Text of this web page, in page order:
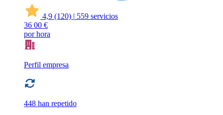
4,9 (120) | 559 servicios
36 00 €
por hora
Perfil empresa
448 han repetido